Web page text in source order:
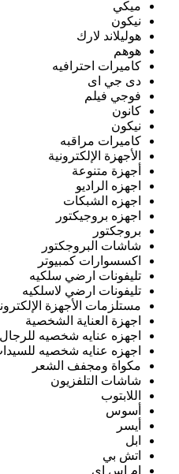
ميكي
نيكون
هوليلاند لارك
هوهم
كاميرات احترافيه
دى جي اى
فوجي فيلم
كانون
نيكون
كاميرات مراقبه
الأجهزة الإلكترونية
أجهزة متنوعة
اجهزه الراديو
اجهزه الشبكات
اجهزه بروجيكتور
بروجكتور
شاشات البروجكتور
اكسسوارات كمبيوتر
تليفونات ارضي سلكيه
تليفونات ارضي لاسلكيه
مستلزمات الأجهزة
اجهزة العناية الشخصية
اجهزه عنايه شخصيه للرجال
اجهزه عنايه شخصيه
مكواة ومجفف الشعر
شاشات التلفزيون
اللابتوب
أسوس
أيسر
ابل
اتش بي
ام اس اي